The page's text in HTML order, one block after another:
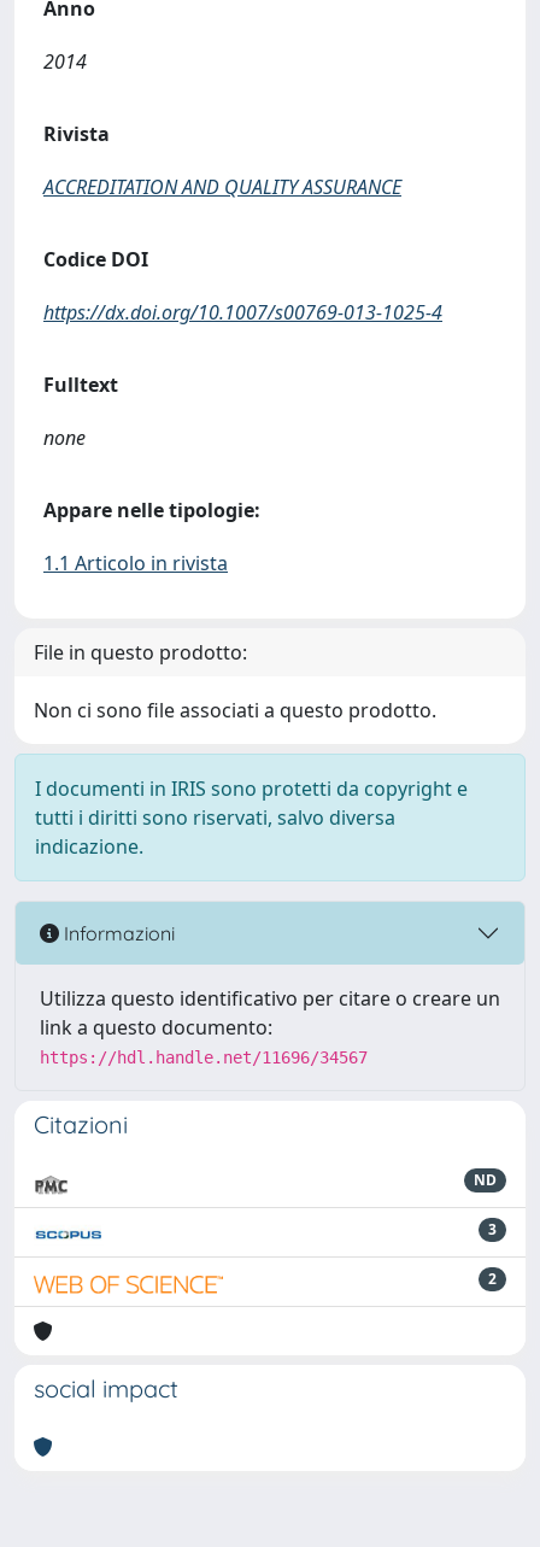
Anno
2014
Rivista
ACCREDITATION AND QUALITY ASSURANCE
Codice DOI
https://dx.doi.org/10.1007/s00769-013-1025-4
Fulltext
none
Appare nelle tipologie:
1.1 Articolo in rivista
File in questo prodotto:
Non ci sono file associati a questo prodotto.
I documenti in IRIS sono protetti da copyright e
tutti i diritti sono riservati, salvo diversa
indicazione.
Informazioni
Utilizza questo identificativo per citare o creare un
link a questo documento:
https://hdl.handle.net/11696/34567
Citazioni
ND
3
2
social impact